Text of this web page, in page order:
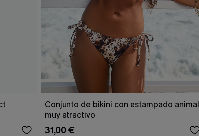
Conjunto de bikini con estampado animal
muy atractivo
31,00 €